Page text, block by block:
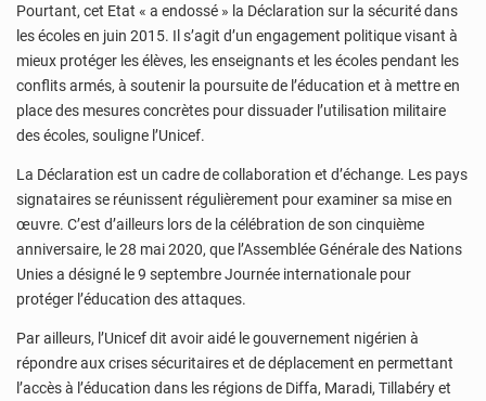
Pourtant, cet Etat « a endossé » la Déclaration sur la sécurité dans
les écoles en juin 2015. Il s’agit d’un engagement politique visant à
mieux protéger les élèves, les enseignants et les écoles pendant les
conflits armés, à soutenir la poursuite de l’éducation et à mettre en
place des mesures concrètes pour dissuader l’utilisation militaire
des écoles, souligne l’Unicef.
La Déclaration est un cadre de collaboration et d’échange. Les pays
signataires se réunissent régulièrement pour examiner sa mise en
œuvre. C’est d’ailleurs lors de la célébration de son cinquième
anniversaire, le 28 mai 2020, que l’Assemblée Générale des Nations
Unies a désigné le 9 septembre Journée internationale pour
protéger l’éducation des attaques.
Par ailleurs, l’Unicef dit avoir aidé le gouvernement nigérien à
répondre aux crises sécuritaires et de déplacement en permettant
l’accès à l’éducation dans les régions de Diffa, Maradi, Tillabéry et